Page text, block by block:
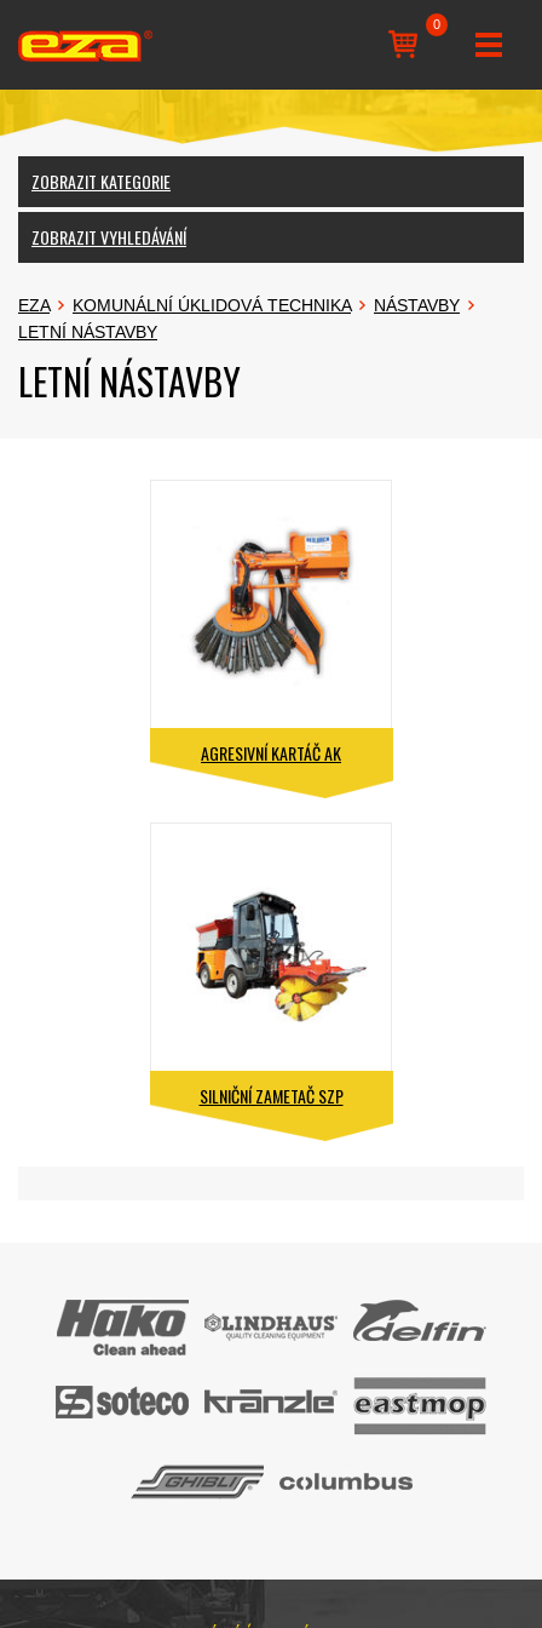
0
ZOBRAZIT KATEGORIE
ZOBRAZIT VYHLEDÁVÁNÍ
EZA KOMUNÁLNÍ ÚKLIDOVÁ TECHNIKA
NÁSTAVBY
LETNÍ NÁSTAVBY
LETNÍ NÁSTAVBY
AGRESIVNÍ KARTÁČ AK
SILNIČNÍ ZAMETAČ SZP